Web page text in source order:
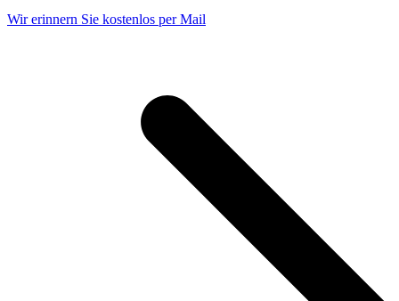
Wir erinnern Sie kostenlos per Mail